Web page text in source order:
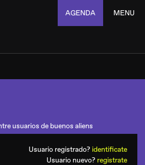
AGENDA MENU
usuarios de buenos aliens
Usuario registrado? identificate
Usuario nuevo? registrate